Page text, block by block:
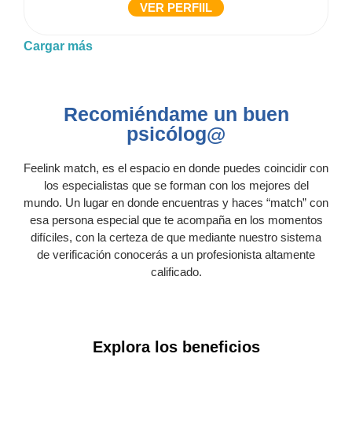
VER PERFIIL
Cargar más
Recomiéndame un buen
psicólog@
Feelink match, es el espacio en donde puedes coincidir con
los especialistas que se forman con los mejores del
mundo. Un lugar en donde encuentras y haces “match” con
esa persona especial que te acompaña en los momentos
difíciles, con la certeza de que mediante nuestro sistema
de verificación conocerás a un profesionista altamente
calificado.
Explora los beneficios